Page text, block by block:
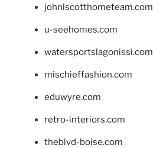
johnlscotthometeam.com
u-seehomes.com
watersportslagonissi.com
mischieffashion.com
eduwyre.com
retro-interiors.com
theblvd-boise.com